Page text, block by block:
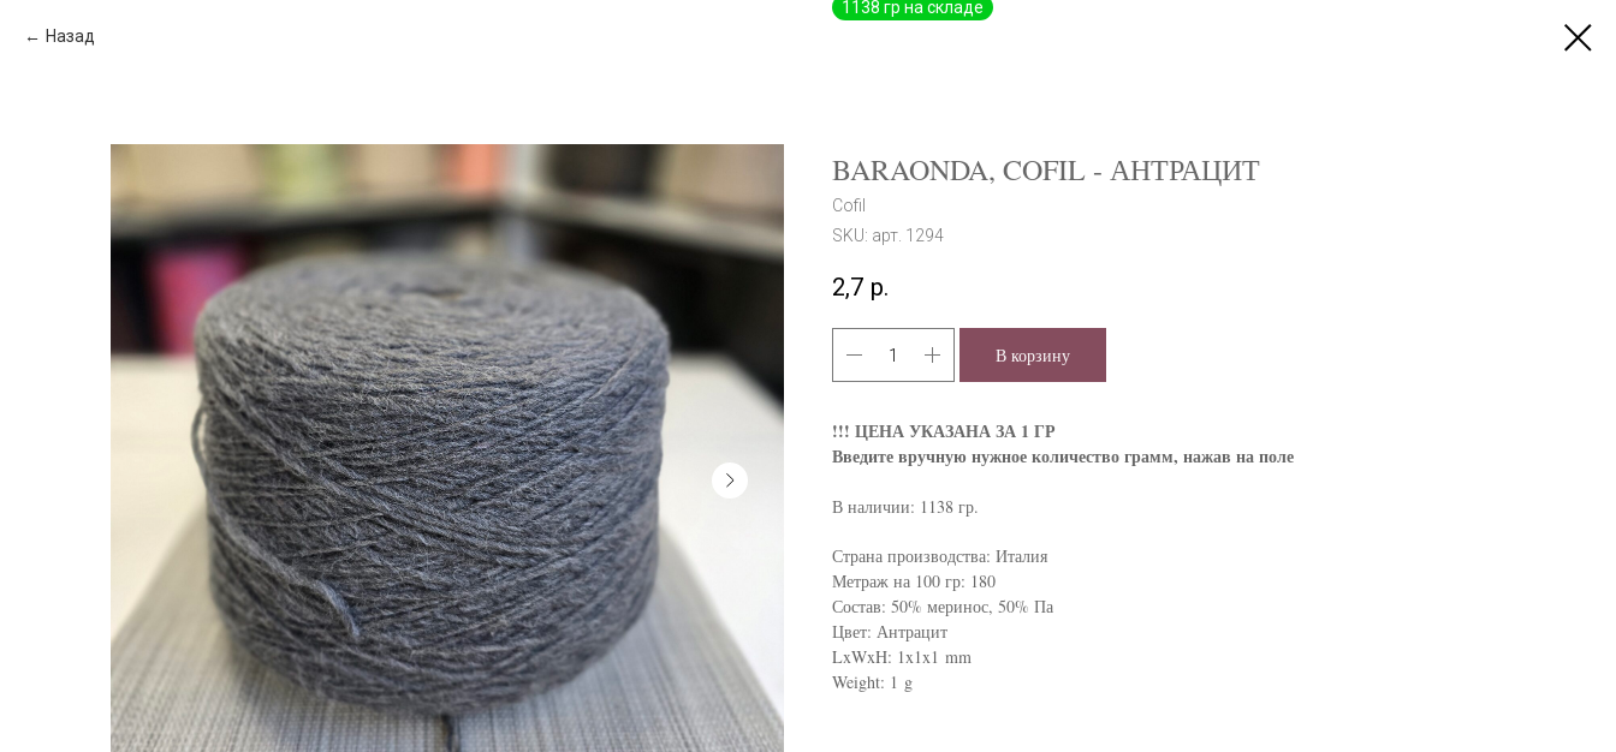
Назад
BARAONDA, COFIL - АНТРАЦИТ
Cofil
SKU: арт. 1294
2,7 р.
В корзину
!!! ЦЕНА УКАЗАНА ЗА 1 ГР
Введите вручную нужное количество грамм, нажав на поле
В наличии: 1138 гр.
Страна производства: Италия
Метраж на 100 гр: 180
Состав: 50% меринос, 50% Па
Цвет: Антрацит
LxWxH: 1x1x1 mm
Weight: 1 g